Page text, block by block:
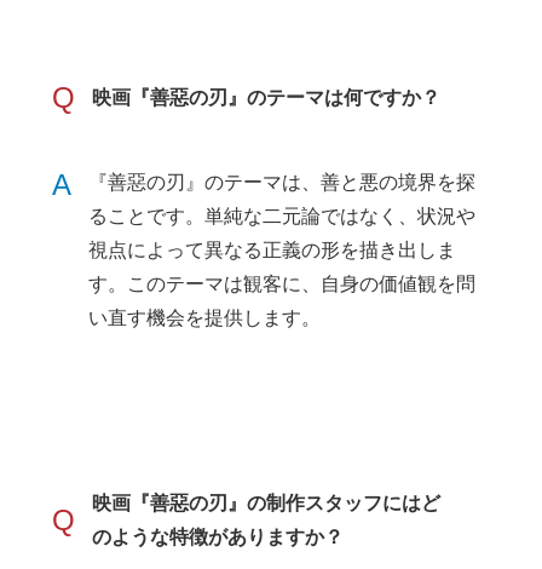
Q 映画『善惡の刃』のテーマは何ですか？
A
『善惡の刃』のテーマは、善と悪の境界を探
ることです。単純な二元論ではなく、状況や
視点によって異なる正義の形を描き出しま
す。このテーマは観客に、自身の価値観を問
い直す機会を提供します。
Q
映画『善惡の刃』の制作スタッフにはど
のような特徴がありますか？